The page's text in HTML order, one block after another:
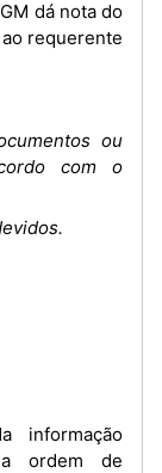
dá nota do
requerente
ou
com o
ordem de